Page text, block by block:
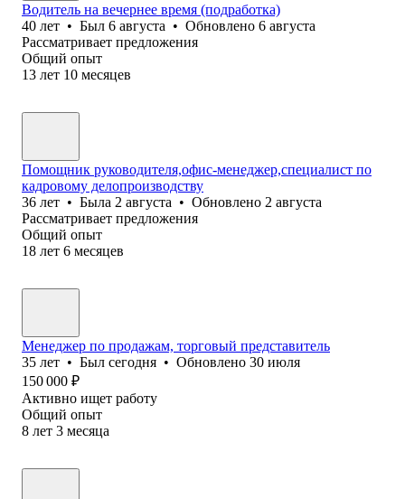
Водитель на вечернее время (подработка)
40 лет • Был 6 августа • Обновлено 6 августа
Рассматривает предложения
Общий опыт
13 лет 10 месяцев
Помощник руководителя,офис-менеджер,специалист по
кадровому делопроизводству
36 лет • Была 2 августа • Обновлено 2 августа
Рассматривает предложения
Общий опыт
18 лет 6 месяцев
Менеджер по продажам, торговый представитель
35 лет • Был сегодня • Обновлено 30 июля
150 000 ₽
Активно ищет работу
Общий опыт
8 лет 3 месяца